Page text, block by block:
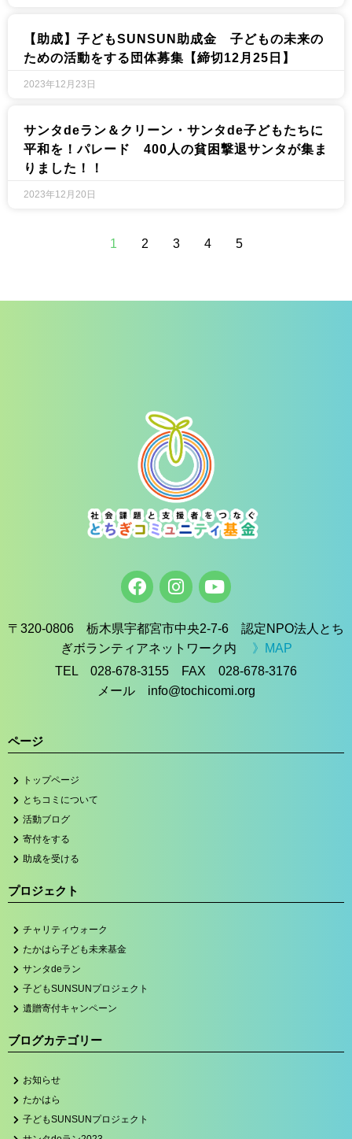
【助成】子どもSUNSUN助成金 子どもの未来の
ための活動をする団体募集【締切12月25日】
2023年12月23日
サンタdeラン＆クリーン・サンタde子どもたちに
平和を！パレード 400人の貧困撃退サンタが集ま
りました！！
2023年12月20日
1 2 3 4 5
〒320-0806 栃木県宇都宮市中央2-7-6 認定NPO法人とち
ぎボランティアネットワーク内 》MAP
TEL 028-678-3155 FAX 028-678-3176
メール info@tochicomi.org
ページ
トップページ
とちコミについて
活動ブログ
寄付をする
助成を受ける
プロジェクト
チャリティウォーク
たかはら子ども未来基金
サンタdeラン
子どもSUNSUNプロジェクト
遺贈寄付キャンペーン
ブログカテゴリー
お知らせ
たかはら
子どもSUNSUNプロジェクト